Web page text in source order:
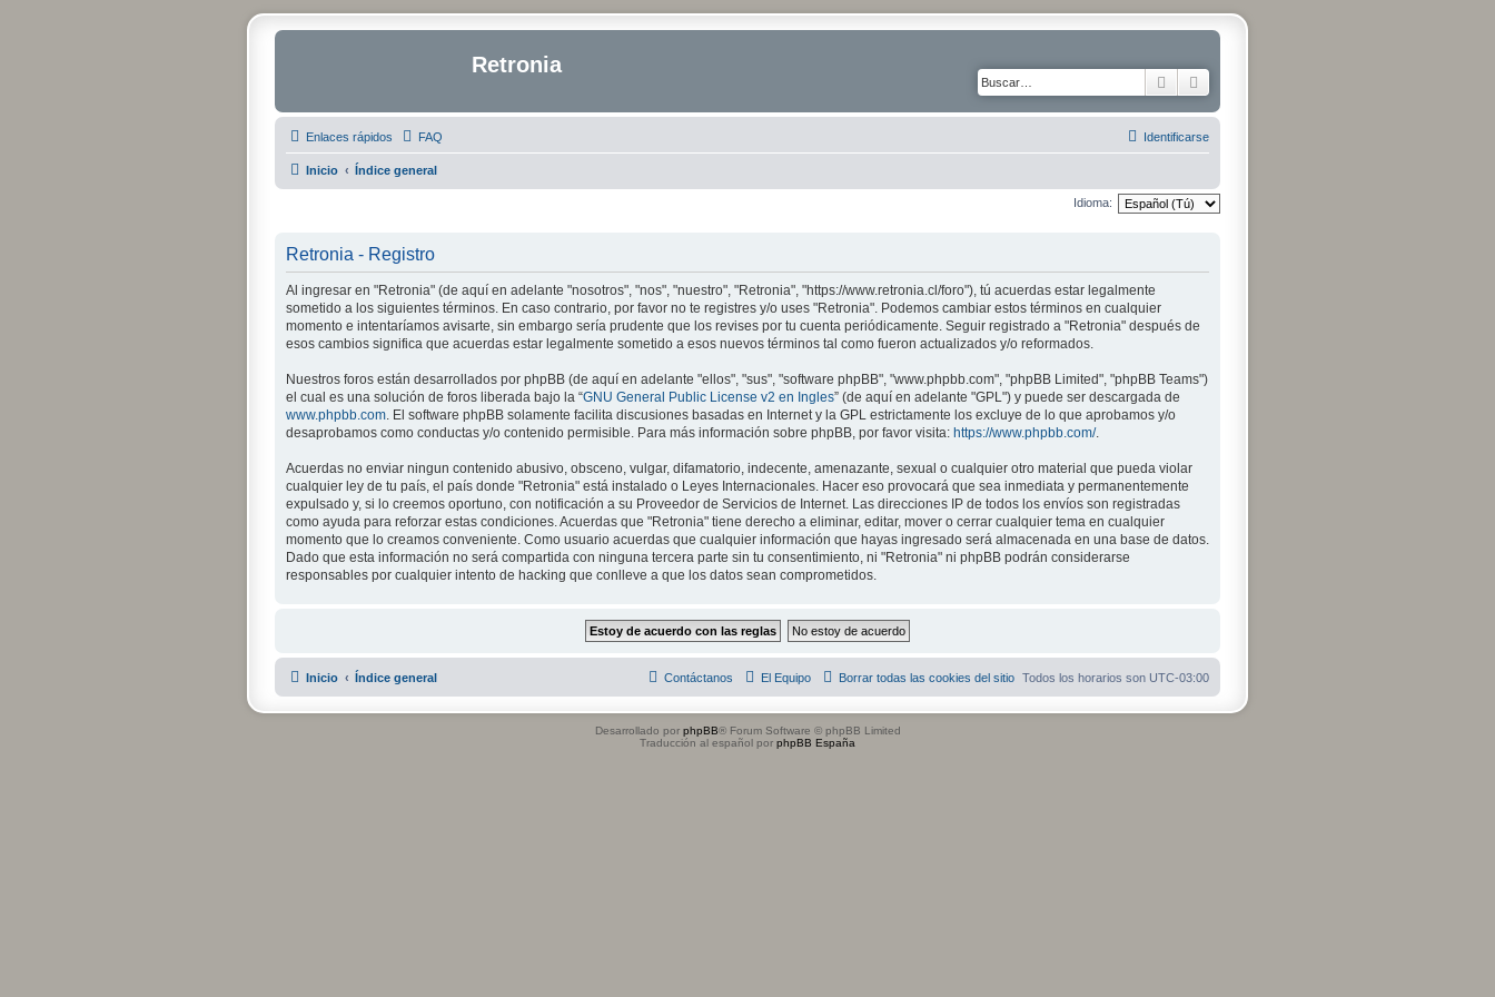
Retronia
Buscar
Enlaces rápidos FAQ Identificarse
Inicio Índice general
Idioma:
Retronia - Registro
Al ingresar en "Retronia" (de aquí en adelante "nosotros", "nos", "nuestro", "Retronia", "https://www.retronia.cl/foro"), tú acuerdas estar legalmente
sometido a los siguientes términos. En caso contrario, por favor no te registres y/o uses "Retronia". Podemos cambiar estos términos en cualquier
momento e intentaríamos avisarte, sin embargo sería prudente que los revises por tu cuenta periódicamente. Seguir registrado a "Retronia" después de
esos cambios significa que acuerdas estar legalmente sometido a esos nuevos términos tal como fueron actualizados y/o reformados.
Nuestros foros están desarrollados por phpBB (de aquí en adelante "ellos", "sus", "software phpBB", "www.phpbb.com", "phpBB Limited", "phpBB Teams")
el cual es una solución de foros liberada bajo la “GNU General Public License v2 en Ingles” (de aquí en adelante "GPL") y puede ser descargada de
www.phpbb.com . El software phpBB solamente facilita discusiones basadas en Internet y la GPL estrictamente los excluye de lo que aprobamos y/o
desaprobamos como conductas y/o contenido permisible. Para más información sobre phpBB, por favor visita: https://www.phpbb.com/.
Acuerdas no enviar ningun contenido abusivo, obsceno, vulgar, difamatorio, indecente, amenazante, sexual o cualquier otro material que pueda violar
cualquier ley de tu país, el país donde "Retronia" está instalado o Leyes Internacionales. Hacer eso provocará que sea inmediata y permanentemente
expulsado y, si lo creemos oportuno, con notificación a su Proveedor de Servicios de Internet. Las direcciones IP de todos los envíos son registradas
como ayuda para reforzar estas condiciones. Acuerdas que "Retronia" tiene derecho a eliminar, editar, mover o cerrar cualquier tema en cualquier
momento que lo creamos conveniente. Como usuario acuerdas que cualquier información que hayas ingresado será almacenada en una base de datos.
Dado que esta información no será compartida con ninguna tercera parte sin tu consentimiento, ni "Retronia" ni phpBB podrán considerarse
responsables por cualquier intento de hacking que conlleve a que los datos sean comprometidos.
Inicio Índice general Todos los horarios son UTC-03:00
Borrar todas las cookies del sitio
El Equipo
Contáctanos
Desarrollado por phpBB® Forum Software © phpBB Limited
Traducción al español por phpBB España